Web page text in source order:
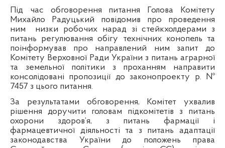
Під час обговорення питання Голова Комітету
Михайло Радуцький повідомив про проведення
ним
низки робочих нарад зі стейкхолдерами з
питань регулювання обігу технічних конопель та
поінформував про направлений ним запит до
Комітету Верховної Ради України з питань аграрної
та земельної політики з проханням направити
консолідовані пропозиції до законопроекту р.
№
7457 з цього питання.
За результатами обговорення, Комітет ухвалив
рішення доручити головам підкомітетів з питань
охорони здоров’я, з питань фармації і
фармацевтичної діяльності та з питань адаптації
законодавства України до положень права